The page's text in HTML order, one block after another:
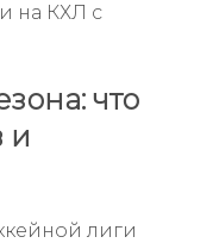
на КХЛ с
что
и
лиги